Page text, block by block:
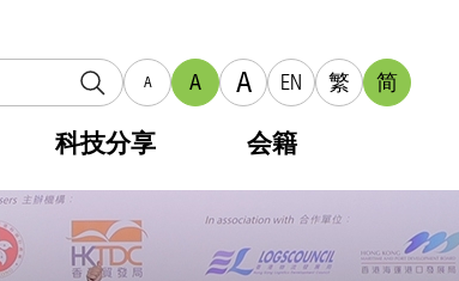
A A A EN 繁 简
科技分享 会籍